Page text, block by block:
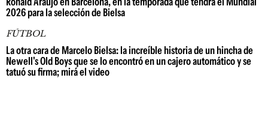
2026 para la selección de Bielsa
FÚTBOL
La otra cara de Marcelo Bielsa: la increíble historia de un hincha de
Newell's Old Boys que se lo encontró en un cajero automático y se
tatuó su firma; mirá el video